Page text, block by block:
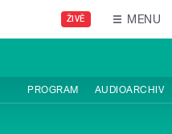
ŽIVĚ MENU
PROGRAM AUDIOARCHIV